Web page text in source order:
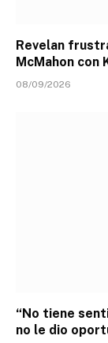
Revelan
McMahon con
08/09/2026
“No tiene
no le dio